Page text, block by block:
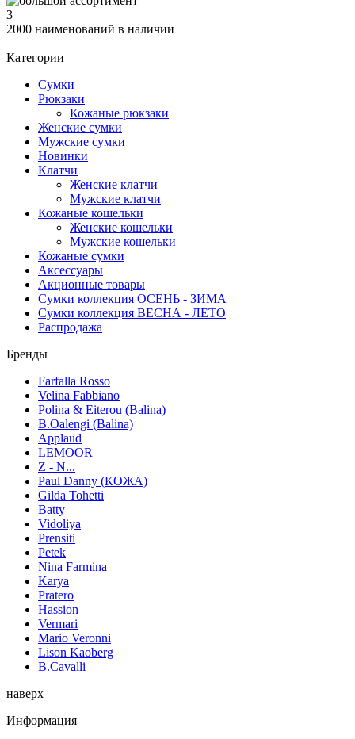
3
2000 наименований в наличии
Категории
Сумки
Рюкзаки
Кожаные рюкзаки
Женские сумки
Мужские сумки
Новинки
Клатчи
Женские клатчи
Мужские клатчи
Кожаные кошельки
Женские кошельки
Мужские кошельки
Кожаные сумки
Аксессуары
Акционные товары
Сумки коллекция ОСЕНЬ - ЗИМА
Сумки коллекция ВЕСНА - ЛЕТО
Распродажа
Бренды
Farfalla Rosso
Velina Fabbiano
Polina & Eiterou (Balina)
B.Oalengi (Balina)
Applaud
LEMOOR
Z - N...
Paul Danny (КОЖА)
Gilda Tohetti
Batty
Vidoliya
Prensiti
Petek
Nina Farmina
Karya
Pratero
Hassion
Vermari
Mario Veronni
Lison Kaoberg
B.Cavalli
наверх
Информация